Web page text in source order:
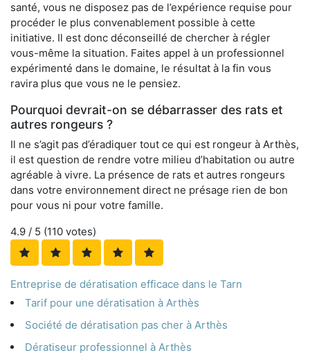
santé, vous ne disposez pas de l’expérience requise pour
procéder le plus convenablement possible à cette
initiative. Il est donc déconseillé de chercher à régler
vous-même la situation. Faites appel à un professionnel
expérimenté dans le domaine, le résultat à la fin vous
ravira plus que vous ne le pensiez.
Pourquoi devrait-on se débarrasser des rats et
autres rongeurs ?
Il ne s’agit pas d’éradiquer tout ce qui est rongeur à Arthès,
il est question de rendre votre milieu d’habitation ou autre
agréable à vivre. La présence de rats et autres rongeurs
dans votre environnement direct ne présage rien de bon
pour vous ni pour votre famille.
4.9 / 5 (110 votes)
Entreprise de dératisation efficace dans le Tarn
Tarif pour une dératisation à Arthès
Société de dératisation pas cher à Arthès
Dératiseur professionnel à Arthès